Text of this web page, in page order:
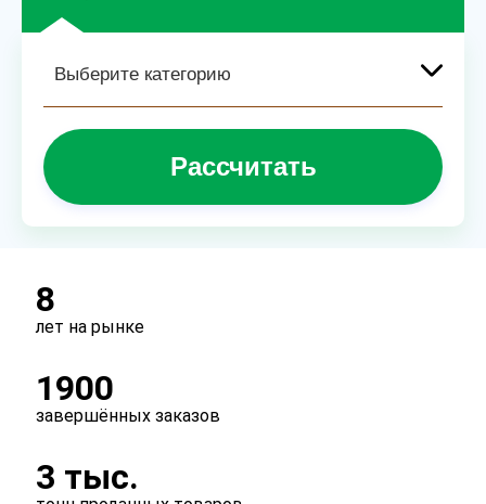
Рассчитать
8
лет на рынке
1900
завершённых заказов
3 тыс.